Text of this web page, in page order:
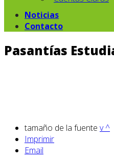
Noticias
Contacto
Pasantías
tamaño de la fuente v^
Imprimir
Email